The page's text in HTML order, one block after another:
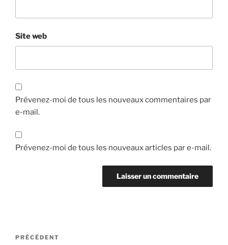
Site web
Prévenez-moi de tous les nouveaux commentaires par
e-mail.
Prévenez-moi de tous les nouveaux articles par e-mail.
Navigation
Article
PRÉCÉDENT